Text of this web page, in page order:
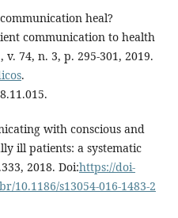
heal?
communication to health
v. 74, n. 3, p. 295-301, 2019.
.
with conscious and
ill patients: a systematic
2018. Doi:https://doi-
10.1186/s13054-016-1483-2